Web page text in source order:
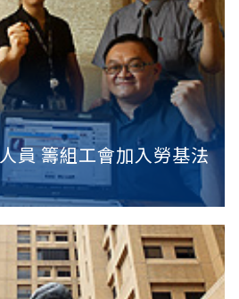
員 籌組工會加入勞基法